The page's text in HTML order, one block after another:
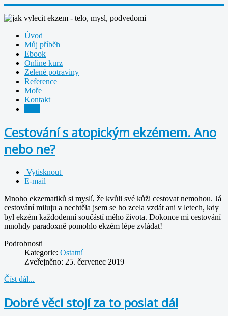
Úvod
Můj příběh
Ebook
Online kurz
Zelené potraviny
Reference
Moře
Kontakt
Cestování s atopickým ekzémem. Ano
nebo ne?
Vytisknout
E-mail
Mnoho ekzematiků si myslí, že kvůli své kůži cestovat nemohou. Já
cestování miluju a nechtěla jsem se ho zcela vzdát ani v letech, kdy
byl ekzém každodenní součástí mého života. Dokonce mi cestování
mnohdy paradoxně pomohlo ekzém lépe zvládat!
Podrobnosti
Kategorie: Ostatní
Zveřejněno: 25. červenec 2019
Číst dál...
Dobré věci stojí za to poslat dál